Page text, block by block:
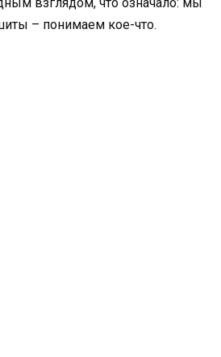
– понимаем кое-что.